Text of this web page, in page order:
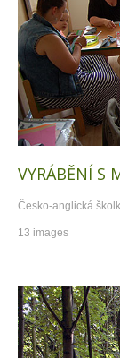
VYRÁBĚNÍ S
Česko-anglická
13 images